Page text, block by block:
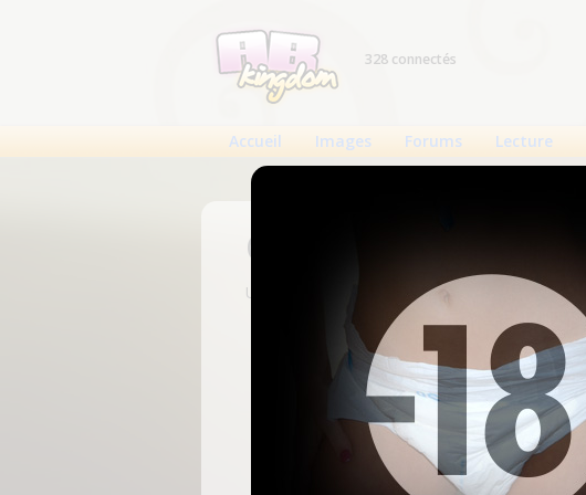
328 connectés
Accueil Images Forums Lecture
Connexion
Un compte est nécessaire pour voir cette page.
Nom
Mot de